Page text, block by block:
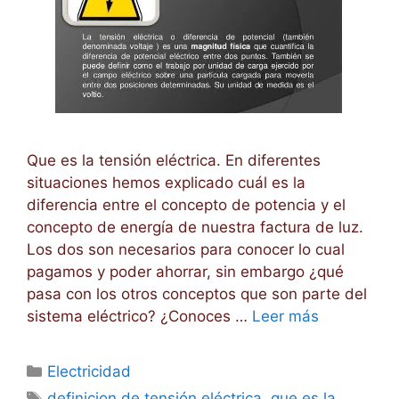
Que es la tensión eléctrica. En diferentes
situaciones hemos explicado cuál es la
diferencia entre el concepto de potencia y el
concepto de energía de nuestra factura de luz.
Los dos son necesarios para conocer lo cual
pagamos y poder ahorrar, sin embargo ¿qué
pasa con los otros conceptos que son parte del
sistema eléctrico? ¿Conoces … Leer más
Categorías
Electricidad
Etiquetas